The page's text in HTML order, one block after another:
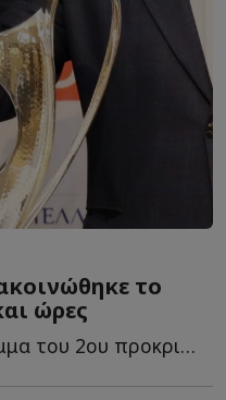
το
ώρες
Ανακοινώθηκε το πρόγραμμα του 2ου προκριματικού γύρου τ...